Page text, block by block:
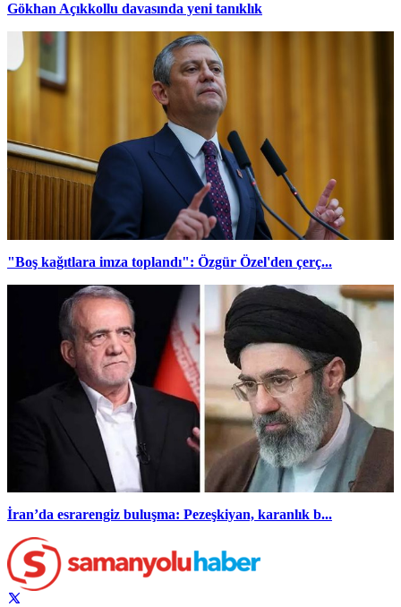
Gökhan Açıkkollu davasında yeni tanıklık
"Boş kağıtlara imza toplandı": Özgür Özel'den çerç...
İran’da esrarengiz buluşma: Pezeşkiyan, karanlık b...